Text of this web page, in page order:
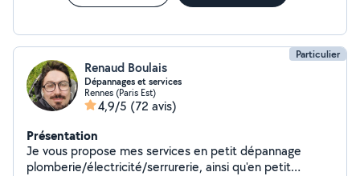
Particulier
Renaud Boulais
Dépannages et services
Rennes (Paris Est)
4,9/5 (72 avis)
Présentation
Je vous propose mes services en petit dépannage
plomberie/électricité/serrurerie, ainsi qu'en petit